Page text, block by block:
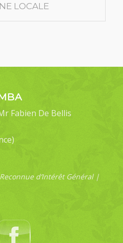
LOCALE
Fabien De Bellis
d’Intérêt Général |